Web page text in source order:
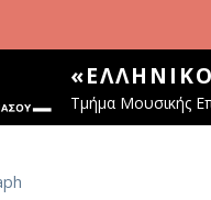
Τμήμα Μουσικής